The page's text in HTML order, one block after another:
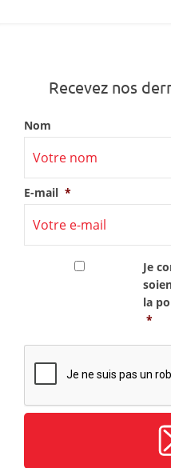
Recevez nos
Nom
E-mail *
Je
la
*